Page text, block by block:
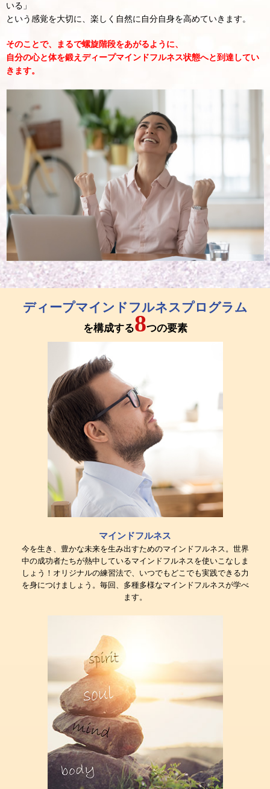
いる」
という感覚を大切に、楽しく自然に自分自身を高めていきます。
そのことで、まるで螺旋階段をあがるように、
自分の心と体を鍛えディープマインドフルネス状態へと到達してい
きます。
ディープマインドフルネスプログラム
を構成する8つの要素
マインドフルネス
今を生き、豊かな未来を生み出すためのマインドフルネス。世界
中の成功者たちが熱中しているマインドフルネスを使いこなしま
しょう！オリジナルの練習法で、いつでもどこでも実践できる力
を身につけましょう。毎回、多種多様なマインドフルネスが学べ
ます。